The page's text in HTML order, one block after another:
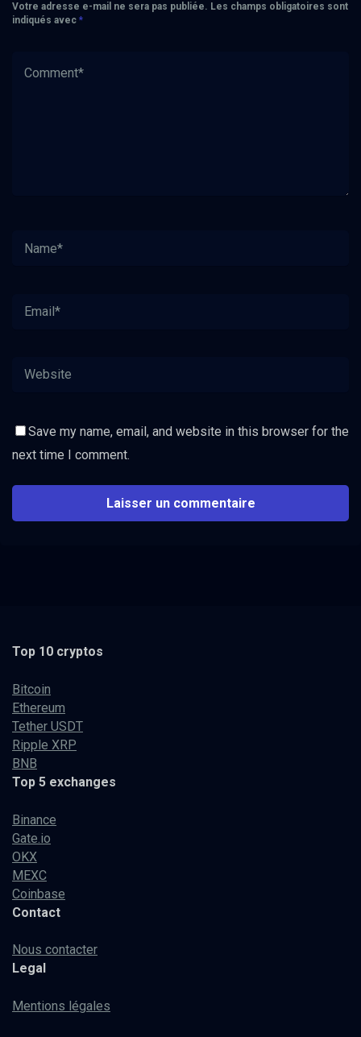
Votre adresse e-mail ne sera pas publiée. Les champs obligatoires sont
indiqués avec *
Save my name, email, and website in this browser for the
next time I comment.
Top 10 cryptos
Bitcoin
Ethereum
Tether USDT
Ripple XRP
BNB
Top 5 exchanges
Binance
Gate.io
OKX
MEXC
Coinbase
Contact
Nous contacter
Legal
Mentions légales